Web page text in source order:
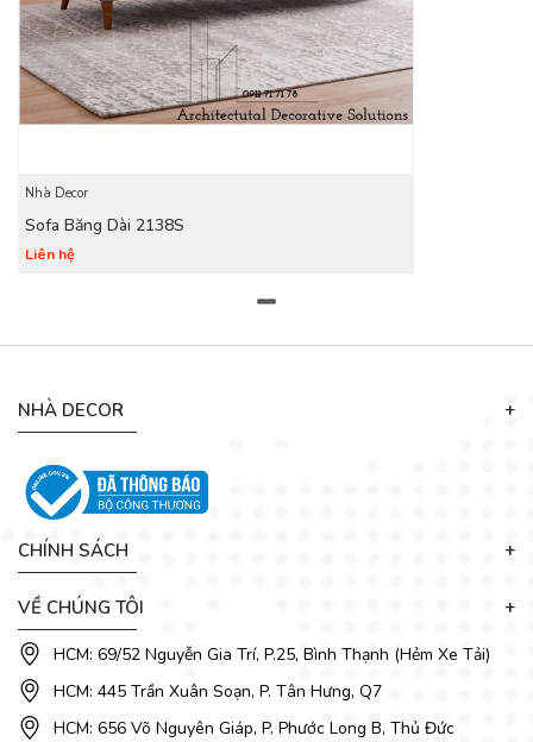
Nhà Decor
Sofa Băng Dài 2138S
Liên hệ
NHÀ DECOR
CHÍNH SÁCH
VỀ CHÚNG TÔI
HCM: 69/52 Nguyễn Gia Trí, P.25, Bình Thạnh (Hẻm Xe Tải)
HCM: 445 Trần Xuân Soạn, P. Tân Hưng, Q7
HCM: 656 Võ Nguyên Giáp, P. Phước Long B, Thủ Đức